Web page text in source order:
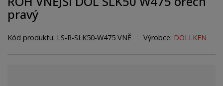
t
r
n
pravý
Kód produktu: LS-R-SLK50-W475 VNĚ Výrobce: DÖLLKEN